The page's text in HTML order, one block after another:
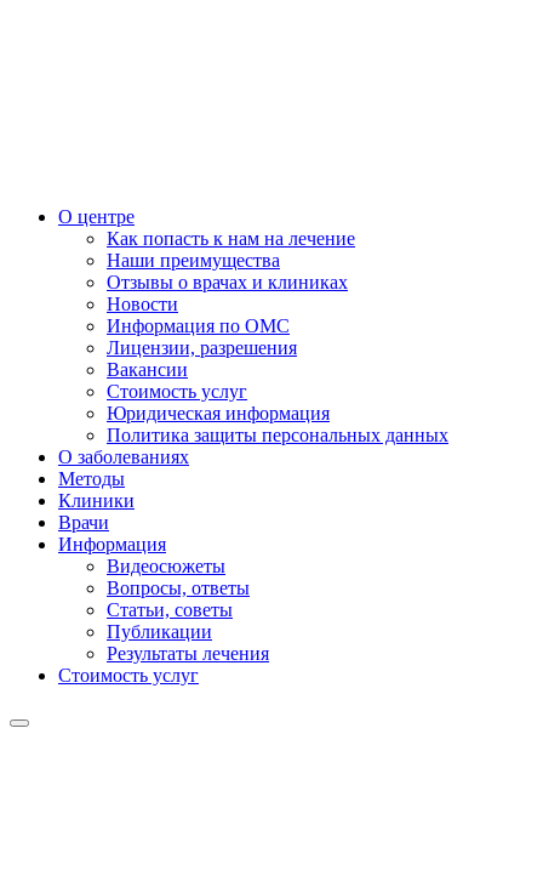
О центре
Как попасть к нам на лечение
Наши преимущества
Отзывы о врачах и клиниках
Новости
Информация по ОМС
Лицензии, разрешения
Вакансии
Стоимость услуг
Юридическая информация
Политика защиты персональных данных
О заболеваниях
Методы
Клиники
Врачи
Информация
Видеосюжеты
Вопросы, ответы
Статьи, советы
Публикации
Результаты лечения
Стоимость услуг